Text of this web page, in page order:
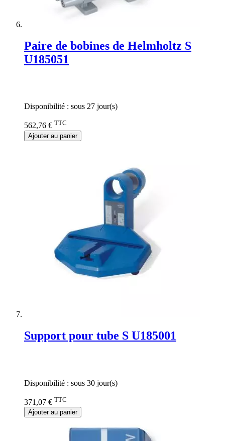
Paire de bobines de Helmholtz S
U185051
Disponibilité : sous 27 jour(s)
562,76 € TTC
Ajouter au panier
Support pour tube S U185001
Disponibilité : sous 30 jour(s)
371,07 € TTC
Ajouter au panier